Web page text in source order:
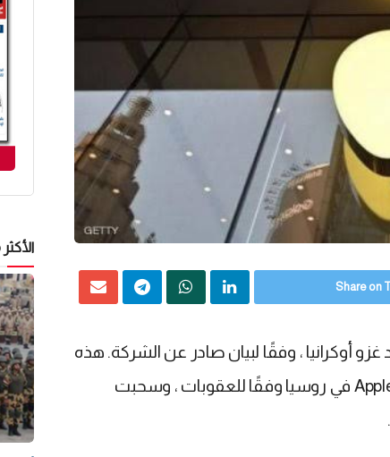
Share on
أوكرانيا ، وفقًا لبيان صادر عن الشركة. هذه
هي أحدث خطوة لشركة Apple بعد أن فرضت قيودًا على Apple Pay في روسيا وفقًا للعقوبات ، وسحبت